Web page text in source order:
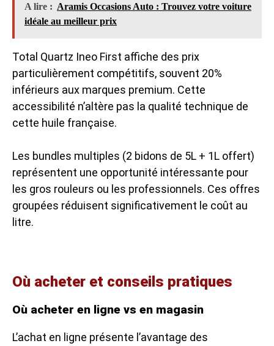
A lire : Aramis Occasions Auto : Trouvez votre voiture
idéale au meilleur prix
Total Quartz Ineo First affiche des prix
particulièrement compétitifs, souvent 20%
inférieurs aux marques premium. Cette
accessibilité n’altère pas la qualité technique de
cette huile française.
Les bundles multiples (2 bidons de 5L + 1L offert)
représentent une opportunité intéressante pour
les gros rouleurs ou les professionnels. Ces offres
groupées réduisent significativement le coût au
litre.
Où acheter et conseils pratiques
Où acheter en ligne vs en magasin
L’achat en ligne présente l’avantage des